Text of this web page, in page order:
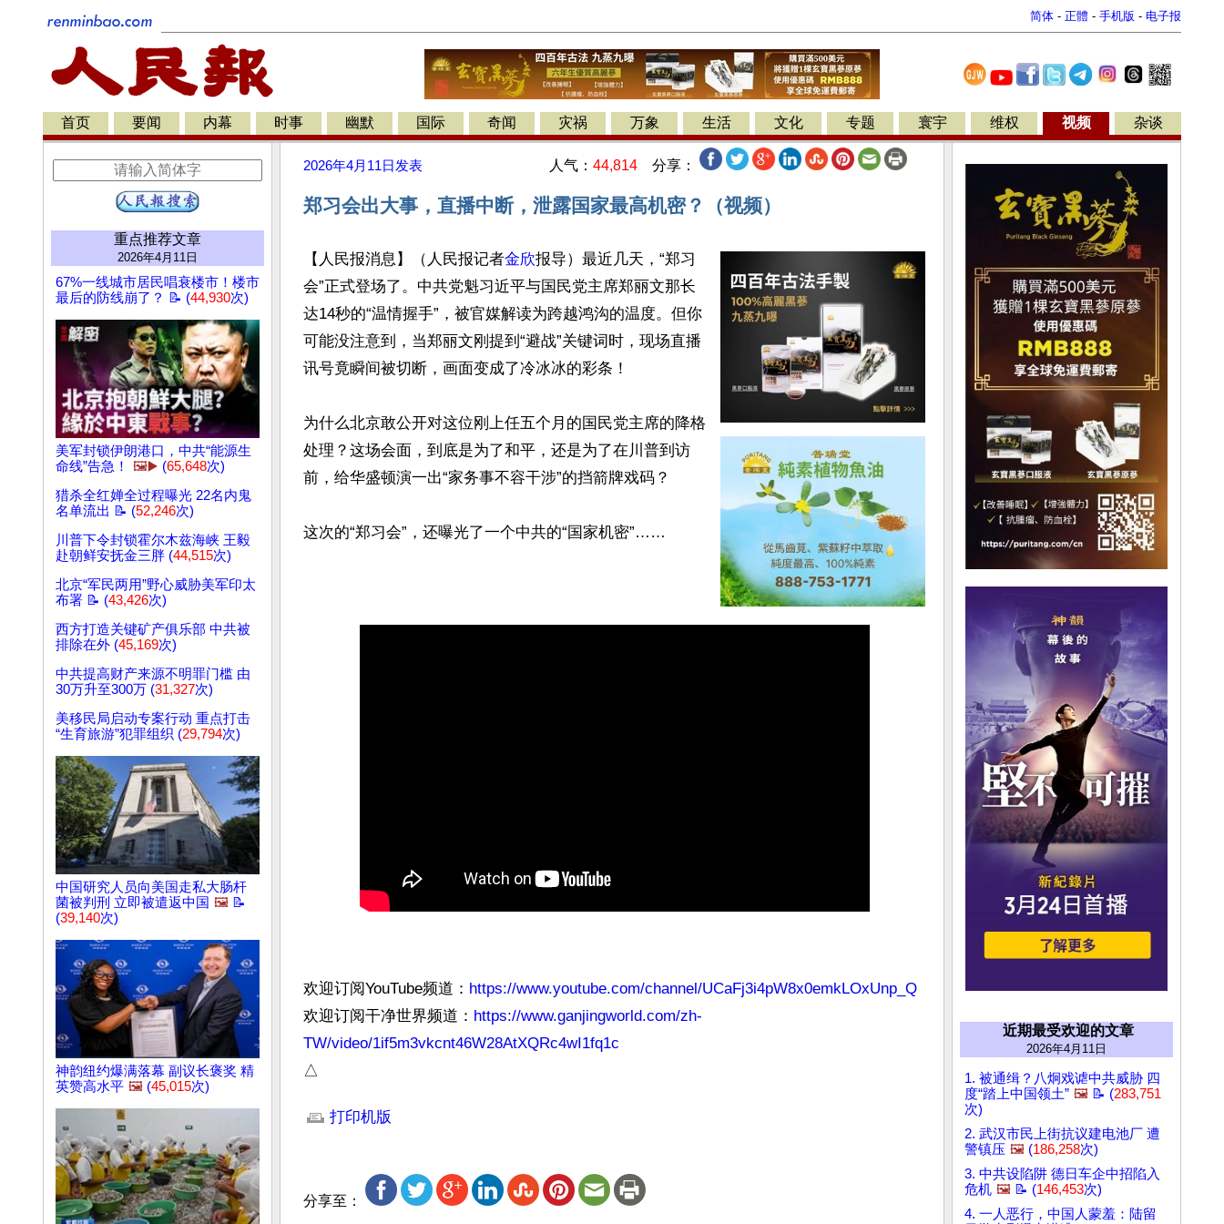
简体 - 正體 - 手机版 - 电子报
首页 要闻 内幕 时事 幽默 国际 奇闻 灾祸 万象 生活 文化 专题 寰宇 维权 视频 杂谈
重点推荐文章
2026年4月11日
67%一线城市居民唱衰楼市！楼市
最后的防线崩了？ 📝 (44,930次)
美军封锁伊朗港口，中共“能源生
命线”告急！
🖼️▶️ (65,648次)
猎杀全红婵全过程曝光 22名内鬼
名单流出 📝 (52,246次)
川普下令封锁霍尔木兹海峡 王毅
赴朝鲜安抚金三胖 (44,515次)
北京“军民两用”野心威胁美军印太
布署 📝 (43,426次)
西方打造关键矿产俱乐部 中共被
排除在外 (45,169次)
中共提高财产来源不明罪门槛 由
30万升至300万 (31,327次)
美移民局启动专案行动 重点打击
“生育旅游”犯罪组织 (29,794次)
中国研究人员向美国走私大肠杆
菌被判刑 立即被遣返中国 🖼️ 📝
(39,140次)
神韵纽约爆满落幕 副议长褒奖 精
英赞高水平 🖼️ (45,015次)
2026年4月11日 发表 人气： 44,814 分享：
郑习会出大事，直播中断，泄露国家最高机密？（视频）
【人民报消息】（人民报记者金欣报导）最近几天，“郑习
会”正式登场了。中共党魁习近平与国民党主席郑丽文那长
达14秒的“温情握手”，被官媒解读为跨越鸿沟的温度。但你
可能没注意到，当郑丽文刚提到“避战”关键词时，现场直播
讯号竟瞬间被切断，画面变成了冷冰冰的彩条！
为什么北京敢公开对这位刚上任五个月的国民党主席的降格
处理？这场会面，到底是为了和平，还是为了在川普到访
前，给华盛顿演一出“家务事不容干涉”的挡箭牌戏码？
欢迎订阅YouTube频道： https://www.youtube.com/channel/UCaFj3i4pW8x0emkLOxUnp_Q
欢迎订阅干净世界频道： https://www.ganjingworld.com/zh-
TW/video/1if5m3vkcnt46W28AtXQRc4wI1fq1c
△
打印机版
分享至：
近期最受欢迎的文章
2026年4月11日
1. 被通缉？八炯戏谑中共威胁 四
度“踏上中国领土” 🖼️ 📝 (283,751
次)
2. 武汉市民上街抗议建电池厂 遭
警镇压 🖼️ (186,258次)
3. 中共设陷阱 德日车企中招陷入
危机 🖼️ 📝 (146,453次)
4. 一人恶行，中国人蒙羞：陆留